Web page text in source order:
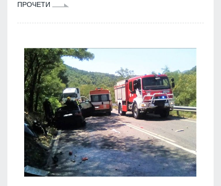
ПРОЧЕТИ